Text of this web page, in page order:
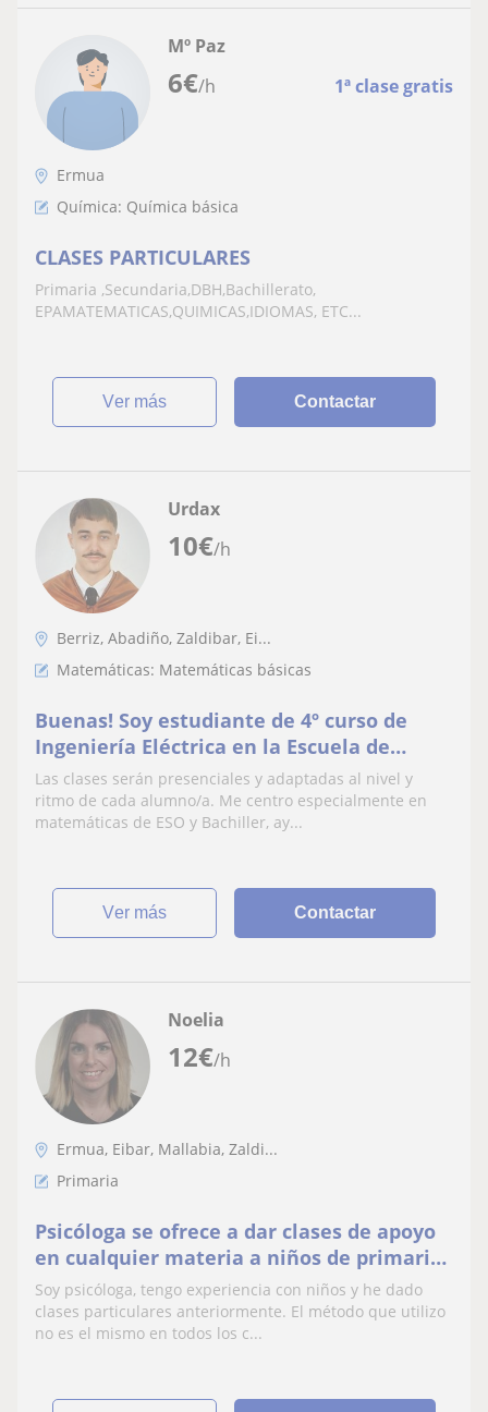
6€/h 1ª clase gratis
Mº Paz
Ermua
Química: Química básica
CLASES PARTICULARES
Primaria ,Secundaria,DBH,Bachillerato,
EPAMATEMATICAS,QUIMICAS,IDIOMAS, ETC...
ver más Contactar
10€/h
Urdax
Berriz, Abadiño, Zaldibar, Ei...
Matemáticas: Matemáticas básicas
Buenas! Soy estudiante de 4º curso de
Ingeniería Eléctrica en la Escuela de
Ingeniería de Bilbao
Las clases serán presenciales y adaptadas al nivel y
ritmo de cada alumno/a. Me centro especialmente en
matemáticas de ESO y Bachiller, ay...
ver más Contactar
12€/h
Noelia
Ermua, Eibar, Mallabia, Zaldi...
Primaria
Psicóloga se ofrece a dar clases de apoyo
en cualquier materia a niños de primaria
y ESO. Llevo años de experiencia dando
clases particulares. Me desplazo a los
domicilios o vía online, depende de lo que
Soy psicóloga, tengo experiencia con niños y he dado
clases particulares anteriormente. El método que utilizo
no es el mismo en todos los c...